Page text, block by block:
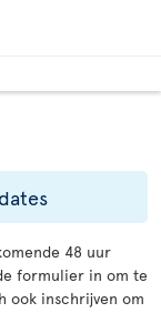
48 uur
formulier in om te
ook inschrijven om